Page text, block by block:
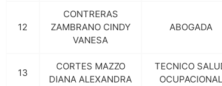
12
CONTRERAS
ZAMBRANO CINDY
VANESA
ABOGADA
13
CORTES MAZZO
DIANA ALEXANDRA
TECNICO
OCUPACIONAL